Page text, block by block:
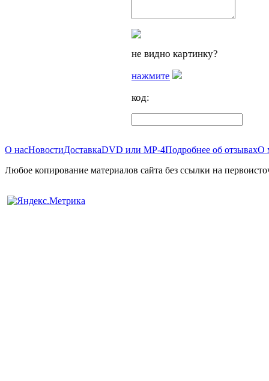
не видно картинку?
нажмите
код:
О насНовостиДоставкаDVD или MP-4Подробнее об отзывахО
Любое копирование материалов сайта без ссылки на